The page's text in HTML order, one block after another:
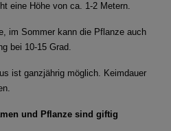
eine Höhe von ca. 1-2 Metern.
im Sommer kann die Pflanze auch
bei 10-15 Grad.
ist ganzjährig möglich. Keimdauer
und Pflanze sind giftig